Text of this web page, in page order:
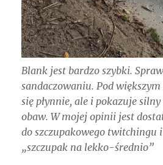
Blank jest bardzo szybki.
sandaczowaniu. Pod
się płynnie, ale i pokazuje silny
obaw. W mojej opinii jest
do szczupakowego twitchingu
„szczupak na lekko-średnio”